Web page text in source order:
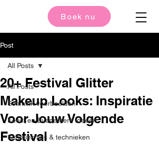
Boek nu
Post
All Posts
Schmink voorbeelden
Feest en Evenement Ideeën
Schmink tips & technieken
All Posts
20+ Festival Glitter
Makeup Looks: Inspiratie
Voor Jouw Volgende
Festival